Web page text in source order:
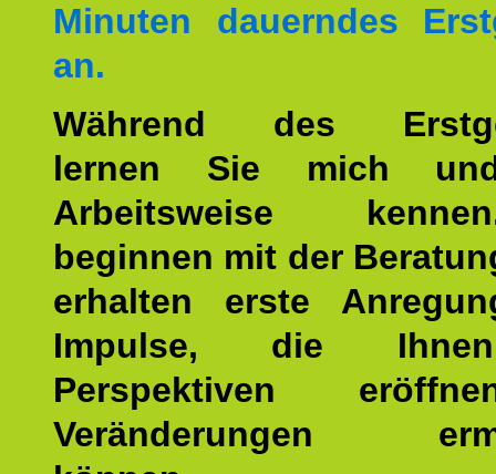
Minuten dauerndes
an.
Während des
lernen Sie mich
Arbeitsweise
beginnen mit der
erhalten erste
Impulse, die
Perspektiven
Veränderungen